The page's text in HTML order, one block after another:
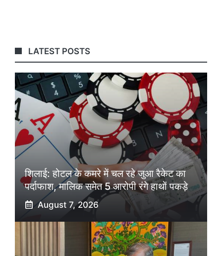
LATEST POSTS
शिलाई: होटल के कमरे में चल रहे जुआ रैकेट का
पर्दाफाश, मालिक समेत 5 आरोपी रंगे हाथों पकड़े
August 7, 2026